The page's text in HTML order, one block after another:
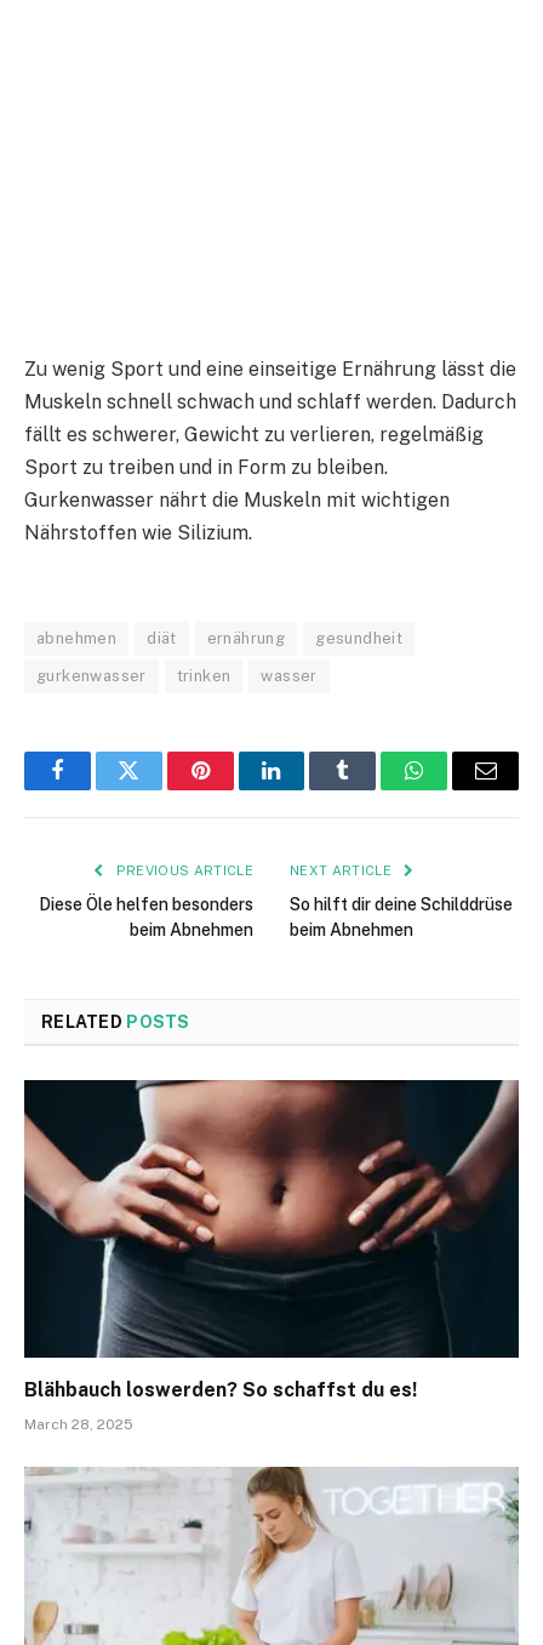
Zu wenig Sport und eine einseitige Ernährung lässt die
Muskeln schnell schwach und schlaff werden. Dadurch
fällt es schwerer, Gewicht zu verlieren, regelmäßig
Sport zu treiben und in Form zu bleiben.
Gurkenwasser nährt die Muskeln mit wichtigen
Nährstoffen wie Silizium.
abnehmen diät ernährung gesundheit
gurkenwasser trinken wasser
FacebookTwitter PinterestLinkedInTumblr WhatsAppEmail
PREVIOUS ARTICLE
Diese Öle helfen besonders
beim Abnehmen
NEXT ARTICLE
So hilft dir deine Schilddrüse
beim Abnehmen
RELATED POSTS
Blähbauch loswerden? So schaffst du es!
March 28, 2025